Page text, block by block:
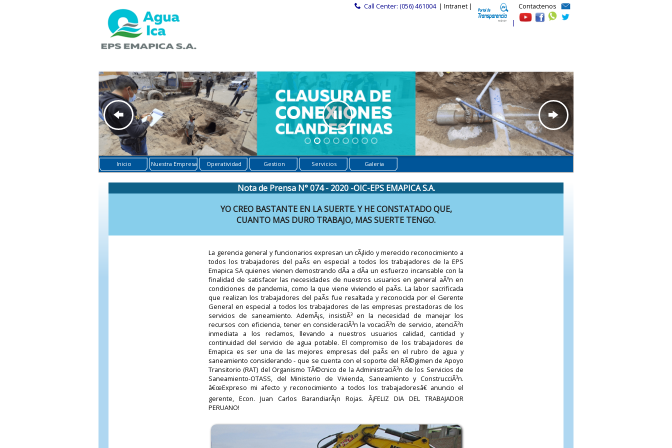
Call Center: (056) 461004 | Intranet |
|
Contactenos
Inicio Nuestra Empresa Operatividad Gestion Servicios Galeria
Nota de Prensa N° 074 - 2020 -OIC-EPS EMAPICA S.A.
YO CREO BASTANTE EN LA SUERTE. Y HE CONSTATADO QUE,
CUANTO MAS DURO TRABAJO, MAS SUERTE TENGO.
La gerencia general y funcionarios expresan un cÃ¡lido y merecido reconocimiento a
todos los trabajadores del paÃ­s en especial a todos los trabajadores de la EPS
Emapica SA quienes vienen demostrando dÃ­a a dÃ­a un esfuerzo incansable con la
finalidad de satisfacer las necesidades de nuestros usuarios en general aÃºn en
condiciones de pandemia, como la que viene viviendo el paÃ­s. La labor sacrificada
que realizan los trabajadores del paÃ­s fue resaltada y reconocida por el Gerente
General en especial a todos los trabajadores de las empresas prestadoras de los
servicios de saneamiento. AdemÃ¡s, insistiÃ³ en la necesidad de manejar los
recursos con eficiencia, tener en consideraciÃ³n la vocaciÃ³n de servicio, atenciÃ³n
inmediata a los reclamos, llevando a nuestros usuarios calidad, cantidad y
continuidad del servicio de agua potable. El compromiso de los trabajadores de
Emapica es ser una de las mejores empresas del paÃ­s en el rubro de agua y
saneamiento considerando - que se cuenta con el soporte del RÃ©gimen de Apoyo
Transitorio (RAT) del Organismo TÃ©cnico de la AdministraciÃ³n de los Servicios de
Saneamiento-OTASS, del Ministerio de Vivienda, Saneamiento y ConstrucciÃ³n.
â€œExpreso mi afecto y reconocimiento a todos los trabajadoresâ€ anuncio el
gerente, Econ. Juan Carlos BarandiarÃ¡n Rojas. Â¡FELIZ DIA DEL TRABAJADOR
PERUANO!